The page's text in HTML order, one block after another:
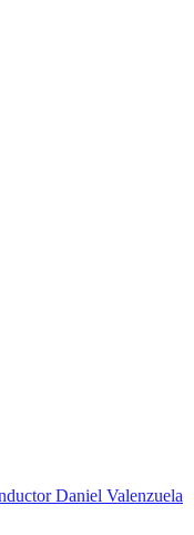
Daniel Valenzuela